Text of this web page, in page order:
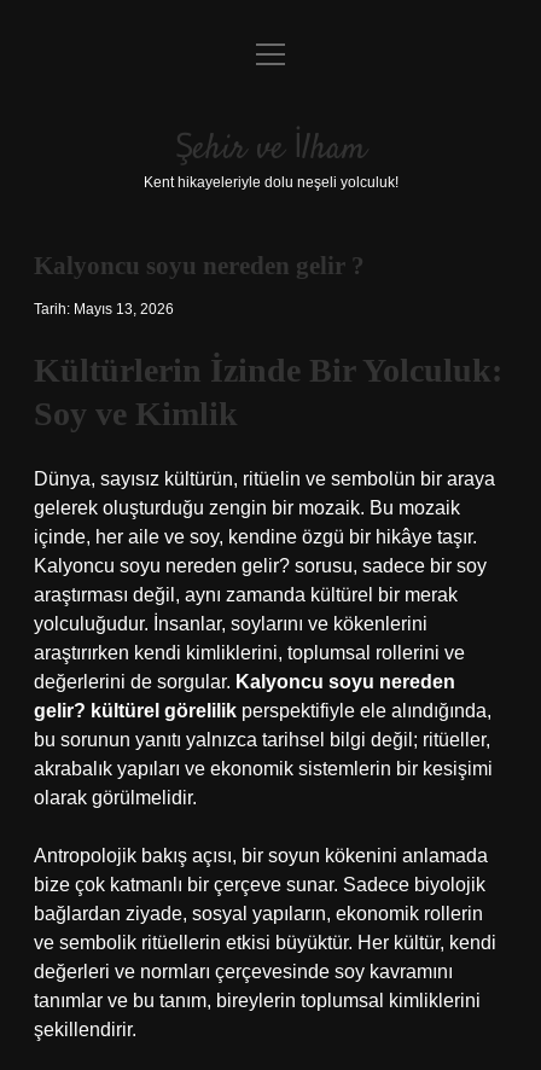
Anasayfa
Yasal Uyarı
menüyü
Şehir ve İlham
Kent hikayeleriyle dolu neşeli yolculuk!
Kalyoncu soyu nereden gelir ?
Tarih: Mayıs 13, 2026
Kültürlerin İzinde Bir Yolculuk:
Soy ve Kimlik
Dünya, sayısız kültürün, ritüelin ve sembolün bir araya
gelerek oluşturduğu zengin bir mozaik. Bu mozaik
içinde, her aile ve soy, kendine özgü bir hikâye taşır.
Kalyoncu soyu nereden gelir? sorusu, sadece bir soy
araştırması değil, aynı zamanda kültürel bir merak
yolculuğudur. İnsanlar, soylarını ve kökenlerini
araştırırken kendi kimliklerini, toplumsal rollerini ve
değerlerini de sorgular. Kalyoncu soyu nereden
gelir? kültürel görelilik perspektifiyle ele alındığında,
bu sorunun yanıtı yalnızca tarihsel bilgi değil; ritüeller,
akrabalık yapıları ve ekonomik sistemlerin bir kesişimi
olarak görülmelidir.
Antropolojik bakış açısı, bir soyun kökenini anlamada
bize çok katmanlı bir çerçeve sunar. Sadece biyolojik
bağlardan ziyade, sosyal yapıların, ekonomik rollerin
ve sembolik ritüellerin etkisi büyüktür. Her kültür, kendi
değerleri ve normları çerçevesinde soy kavramını
tanımlar ve bu tanım, bireylerin toplumsal kimliklerini
şekillendirir.